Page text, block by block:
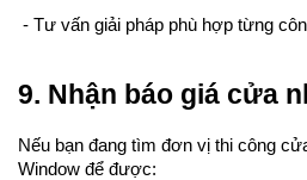
- Tư vấn giải pháp phù hợp từng
9. Nhận báo giá cửa
Nếu bạn đang tìm đơn vị thi công
Window để được: